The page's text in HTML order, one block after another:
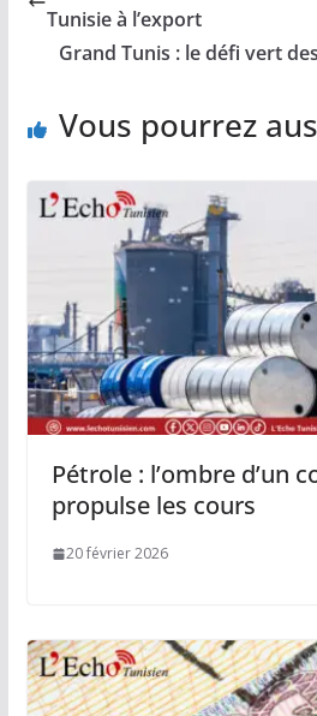
Tunisie à l’export
Grand Tunis : le défi vert
Vous pourrez
Pétrole : l’ombre d’un
propulse les cours
20 février 2026